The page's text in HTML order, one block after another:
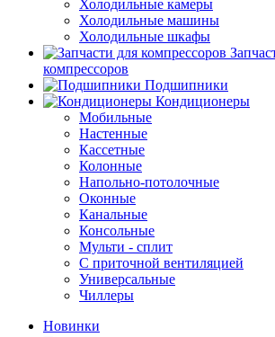
Холодильные камеры
Холодильные машины
Холодильные шкафы
компрессоров
Подшипники
Кондиционеры
Мобильные
Настенные
Кассетные
Колонные
Напольно-потолочные
Оконные
Канальные
Консольные
Мульти - сплит
С приточной вентиляцией
Универсальные
Чиллеры
Новинки